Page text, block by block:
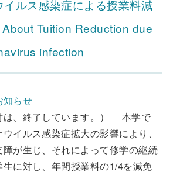
イルス感染症による授業料減
About Tuition Reduction due
infection
知らせ
は、終了しています。） 本学で
イルス感染症拡大の影響により、
が生じ、それによって修学の継続
に対し、年間授業料の1/4を減免